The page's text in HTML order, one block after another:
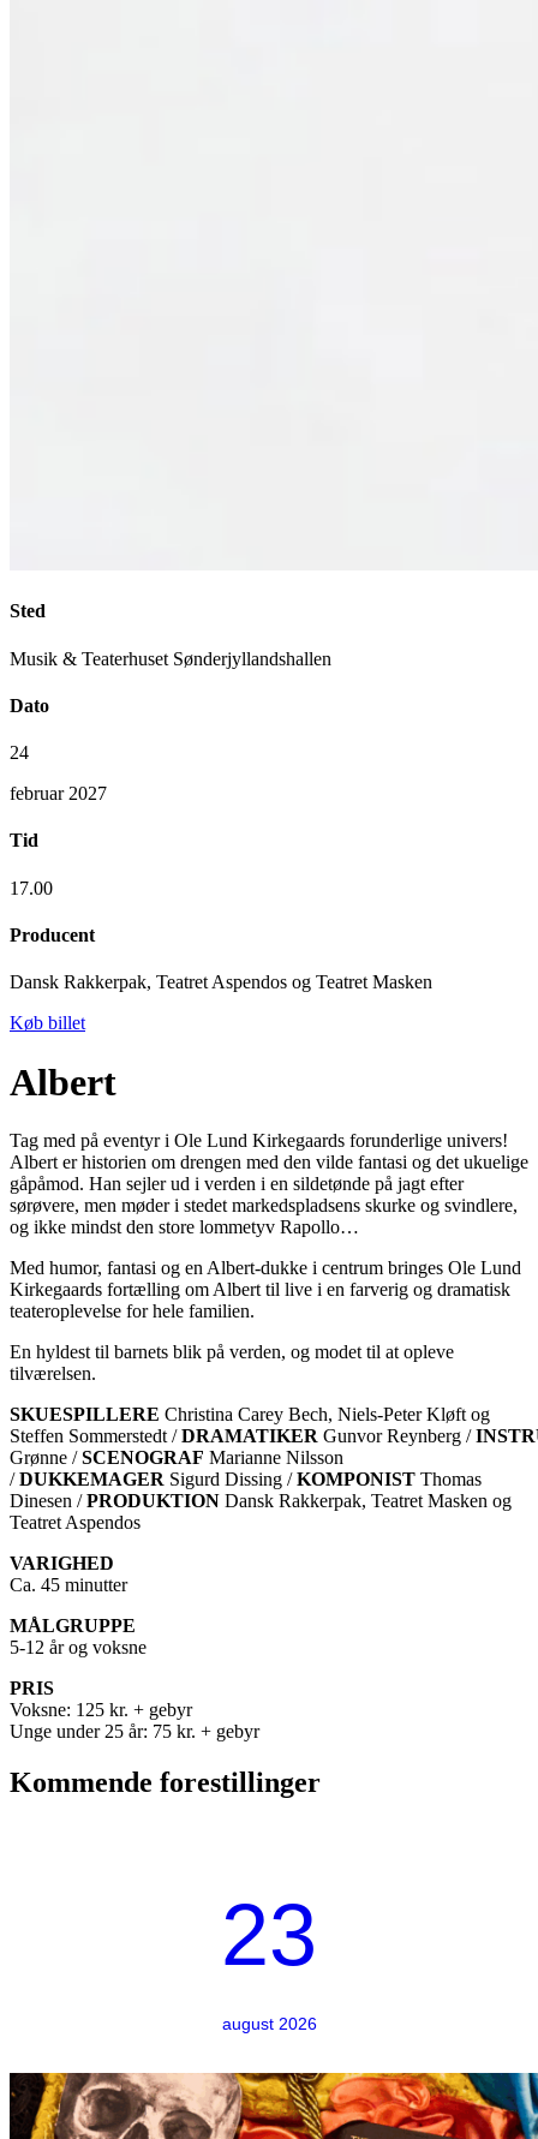
Sted
Musik & Teaterhuset Sønderjyllandshallen
Dato
24
februar 2027
Tid
17.00
Producent
Dansk Rakkerpak, Teatret Aspendos og Teatret Masken
Køb billet
Albert
Tag med på eventyr i Ole Lund Kirkegaards forunderlige univers!
Albert er historien om drengen med den vilde fantasi og det ukuelige
gåpåmod. Han sejler ud i verden i en sildetønde på jagt efter
sørøvere, men møder i stedet markedspladsens skurke og svindlere,
og ikke mindst den store lommetyv Rapollo…
Med humor, fantasi og en Albert-dukke i centrum bringes Ole Lund
Kirkegaards fortælling om Albert til live i en farverig og dramatisk
teateroplevelse for hele familien.
En hyldest til barnets blik på verden, og modet til at opleve
tilværelsen.
SKUESPILLERE Christina Carey Bech, Niels-Peter Kløft og
Steffen Sommerstedt /DRAMATIKER Gunvor Reynberg /
Grønne /SCENOGRAF Marianne Nilsson
/DUKKEMAGER Sigurd Dissing /KOMPONIST Thomas
Dinesen /PRODUKTION Dansk Rakkerpak, Teatret Masken og
Teatret Aspendos
VARIGHED
Ca. 45 minutter
MÅLGRUPPE
5-12 år og voksne
PRIS
Voksne: 125 kr. + gebyr
Unge under 25 år: 75 kr. + gebyr
Kommende forestillinger
23
august 2026